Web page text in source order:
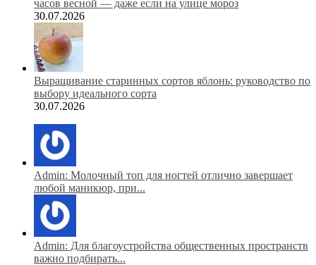
часов весной — даже если на улице мороз
30.07.2026
Выращивание старинных сортов яблонь: руководство по
выбору идеального сорта
30.07.2026
Admin: Молочный топ для ногтей отлично завершает
любой маникюр, при...
Admin: Для благоустройства общественных пространств
важно подбирать...